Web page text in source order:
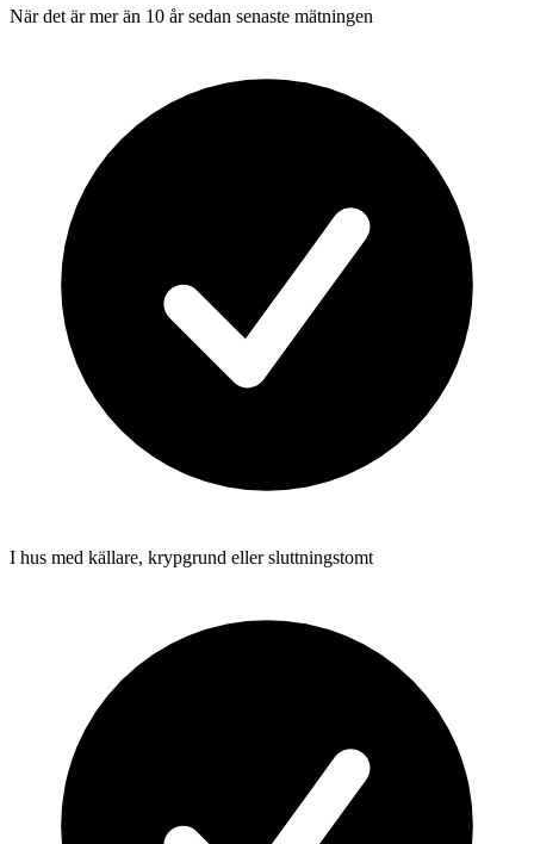
När det är mer än 10 år sedan senaste mätningen
I hus med källare, krypgrund eller sluttningstomt